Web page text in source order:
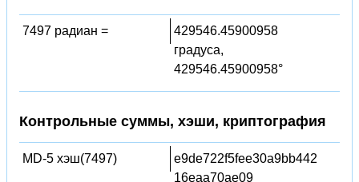
7497 радиан =
429546.45900958
градуса,
429546.45900958°
Контрольные суммы, хэши, криптография
MD-5 хэш(7497)
e9de722f5fee30a9bb442
16eaa70ae09